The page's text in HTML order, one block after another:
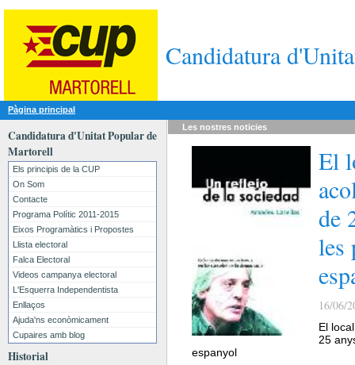
Candidatura
Pàgina principal
Candidatura d'Unitat Popular de
Martorell
Els principis de la CUP
On Som
Contacte
Programa Polític 2011-2015
Eixos Programàtics i Propostes
Llista electoral
Falca Electoral
Videos campanya electoral
L'Esquerra Independentista
Enllaços
Ajuda'ns econòmicament
Cupaires amb blog
Historial
Les nostres noticies
El
de
les
16/06/
El
25
espanyol